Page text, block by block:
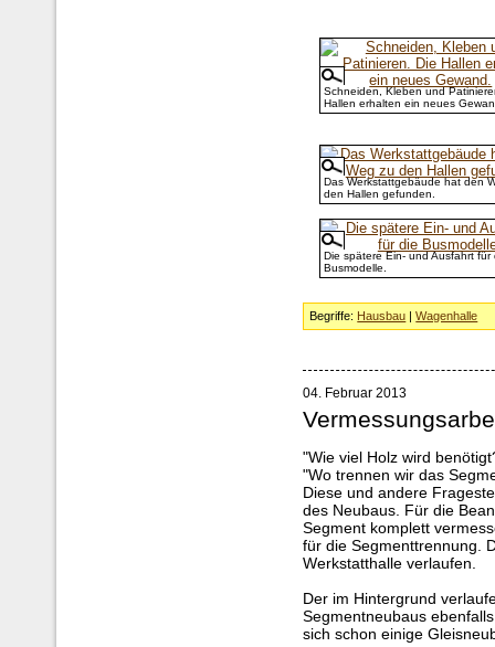
Schneiden, Kleben und
Hallen erhalten ein neues
Das Werkstattgebäude hat den
den Hallen gefunden.
Die spätere Ein- und Ausfahrt für
Busmodelle.
Begriffe: Hausbau |Wagenhalle
04. Februar 2013
"Wie viel Holz wird
"Wo trennen wir das
Diese und andere
des Neubaus. Für die
Segment komplett
für die Segmenttrennung.
Werkstatthalle verlaufen.
Der im Hintergrund
Segmentneubaus
sich schon einige